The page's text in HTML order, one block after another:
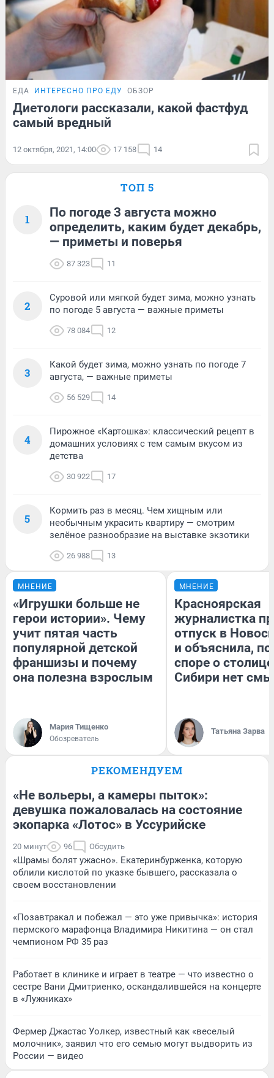
ЕДА ИНТЕРЕСНО ПРО ЕДУ ОБЗОР
Диетологи рассказали, какой фастфуд
самый вредный
12 октября, 2021, 14:00 17 158 14
ТОП 5
1
По погоде 3 августа можно
определить, каким будет декабрь,
— приметы и поверья
87 323 11
2
Суровой или мягкой будет зима, можно узнать
по погоде 5 августа — важные приметы
78 084 12
3
Какой будет зима, можно узнать по погоде 7
августа, — важные приметы
56 529 14
4
Пирожное «Картошка»: классический рецепт в
домашних условиях с тем самым вкусом из
детства
30 922 17
5
Кормить раз в месяц. Чем хищным или
необычным украсить квартиру — смотрим
зелёное разнообразие на выставке экзотики
26 988 13
МНЕНИЕ
«Игрушки больше не
герои истории». Чему
учит пятая часть
популярной детской
франшизы и почему
она полезна взрослым
Мария Тищенко
Обозреватель
МНЕНИЕ
Красноярская
журналистка
отпуск в
и объяснила,
споре о столице
Сибири нет
Татьяна Зарва
РЕКОМЕНДУЕМ
«Не вольеры, а камеры пыток»:
девушка пожаловалась на состояние
экопарка «Лотос» в Уссурийске
20 минут 96 Обсудить
«Шрамы болят ужасно». Екатеринбурженка, которую
облили кислотой по указке бывшего, рассказала о
своем восстановлении
«Позавтракал и побежал — это уже привычка»: история
пермского марафонца Владимира Никитина — он стал
чемпионом РФ 35 раз
Работает в клинике и играет в театре — что известно о
сестре Вани Дмитриенко, оскандалившейся на концерте
в «Лужниках»
Фермер Джастас Уолкер, известный как «веселый
молочник», заявил что его семью могут выдворить из
России — видео